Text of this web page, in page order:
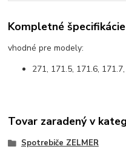
Kompletné špecifikácie
vhodné pre modely:
271, 171.5, 171.6,
Tovar zaradený v
Spotrebiče ZELMER